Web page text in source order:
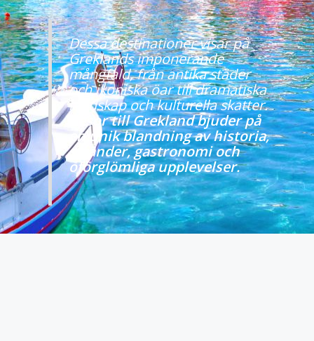
Dessa destinationer visar på
Greklands imponerande
mångfald, från antika städer
och ikoniska öar till dramatiska
landskap och kulturella skatter.
Resor till Grekland bjuder på
en unik blandning av historia,
stränder, gastronomi och
oförglömliga upplevelser.